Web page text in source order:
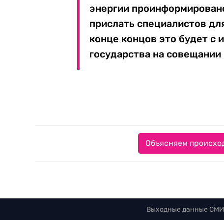
энергии
прислать специалистов
конце концов это будет с
государства на
Объясняем
Выходные данные СМИ